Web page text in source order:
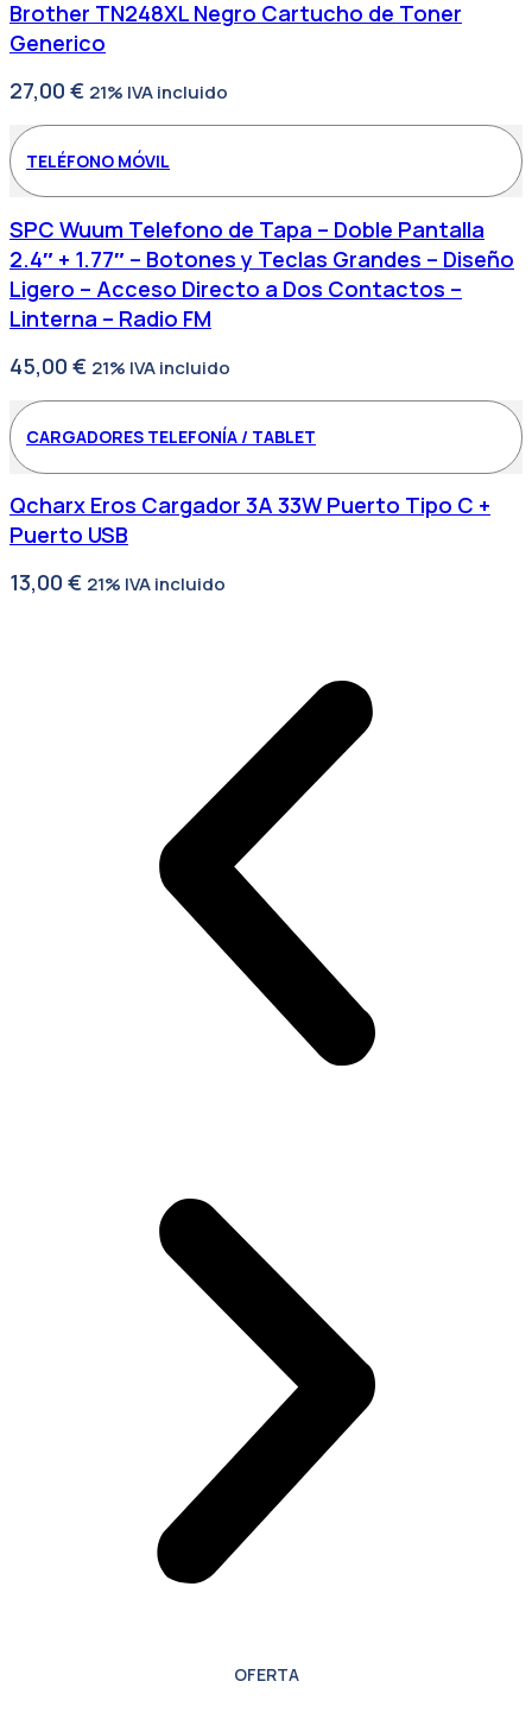
Brother TN248XL Negro Cartucho de Toner
Generico
27,00 € 21% IVA incluido
TELÉFONO MÓVIL
SPC Wuum Telefono de Tapa – Doble Pantalla
2.4″ + 1.77″ – Botones y Teclas Grandes – Diseño
Ligero – Acceso Directo a Dos Contactos –
Linterna – Radio FM
45,00 € 21% IVA incluido
CARGADORES TELEFONÍA / TABLET
Qcharx Eros Cargador 3A 33W Puerto Tipo C +
Puerto USB
13,00 € 21% IVA incluido
OFERTA